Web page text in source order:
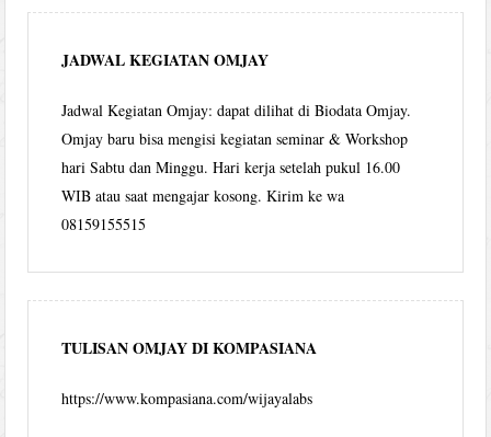
JADWAL KEGIATAN OMJAY
Jadwal Kegiatan Omjay: dapat dilihat di Biodata Omjay.
Omjay baru bisa mengisi kegiatan seminar & Workshop
hari Sabtu dan Minggu. Hari kerja setelah pukul 16.00
WIB atau saat mengajar kosong. Kirim ke wa
08159155515
TULISAN OMJAY DI KOMPASIANA
https://www.kompasiana.com/wijayalabs